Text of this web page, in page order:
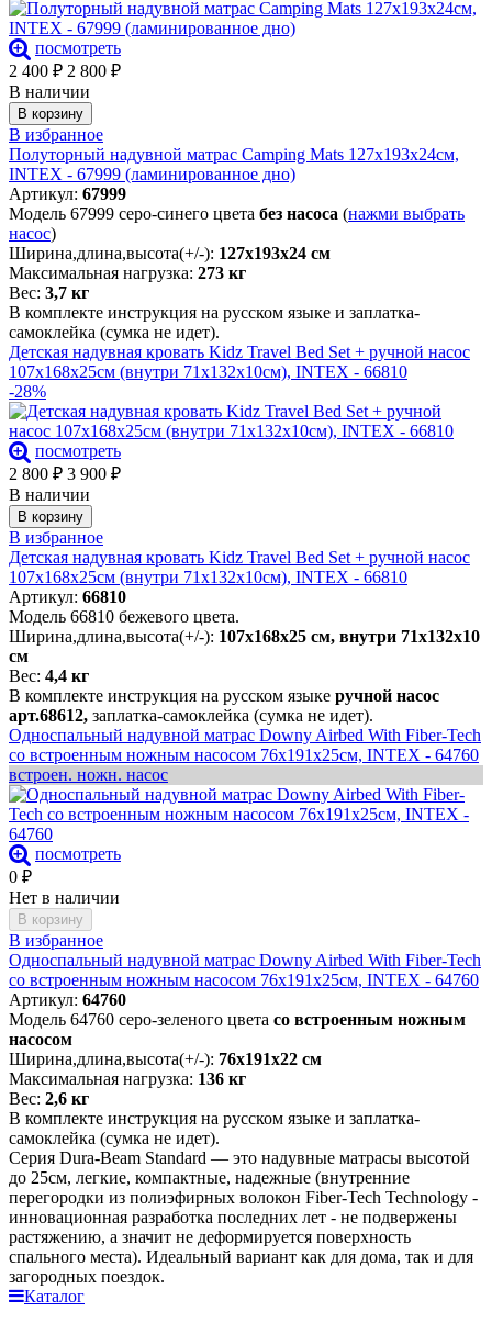
посмотреть
2 400 ₽ 2 800 ₽
В наличии
В корзину
В избранное
Полуторный надувной матрас Camping Mats 127х193х24см,
INTEX - 67999 (ламинированное дно)
Артикул: 67999
Модель 67999 серо-синего цвета без насоса (нажми выбрать
насос)
Ширина,длина,высота(+/-): 127х193х24 см
Максимальная нагрузка: 273 кг
Вес: 3,7 кг
В комплекте инструкция на русском языке и заплатка-
самоклейка (сумка не идет).
Детская надувная кровать Kidz Travel Bed Set + ручной насос
107х168х25см (внутри 71х132х10см), INTEX - 66810
-28%
посмотреть
2 800 ₽ 3 900 ₽
В наличии
В корзину
В избранное
Детская надувная кровать Kidz Travel Bed Set + ручной насос
107х168х25см (внутри 71х132х10см), INTEX - 66810
Артикул: 66810
Модель 66810 бежевого цвета.
Ширина,длина,высота(+/-): 107х168х25 см, внутри 71х132х10
см
Вес: 4,4 кг
В комплекте инструкция на русском языке ручной насос
арт.68612, заплатка-самоклейка (сумка не идет).
Односпальный надувной матрас Downy Airbed With Fiber-Tech
со встроенным ножным насосом 76х191х25см, INTEX - 64760
встроен. ножн. насос
посмотреть
0 ₽
Нет в наличии
В корзину
В избранное
Односпальный надувной матрас Downy Airbed With Fiber-Tech
со встроенным ножным насосом 76х191х25см, INTEX - 64760
Артикул: 64760
Модель 64760 серо-зеленого цвета со встроенным ножным
насосом
Ширина,длина,высота(+/-): 76х191х22 см
Максимальная нагрузка: 136 кг
Вес: 2,6 кг
В комплекте инструкция на русском языке и заплатка-
самоклейка (сумка не идет).
Серия Dura-Beam Standard — это надувные матрасы высотой
до 25см, легкие, компактные, надежные (внутренние
перегородки из полиэфирных волокон Fiber-Tech Technology -
инновационная разработка последних лет - не подвержены
растяжению, а значит не деформируется поверхность
спального места). Идеальный вариант как для дома, так и для
загородных поездок.
Каталог